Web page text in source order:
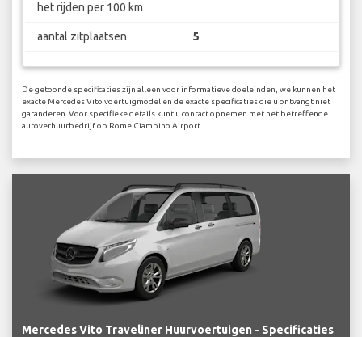
het rijden per 100 km
aantal zitplaatsen 5
De getoonde specificaties zijn alleen voor informatieve doeleinden, we kunnen het
exacte Mercedes Vito voertuigmodel en de exacte specificaties die u ontvangt niet
garanderen. Voor specifieke details kunt u contact opnemen met het betreffende
autoverhuurbedrijf op Rome Ciampino Airport.
Mercedes Vito Traveliner Huurvoertuigen - Specificaties